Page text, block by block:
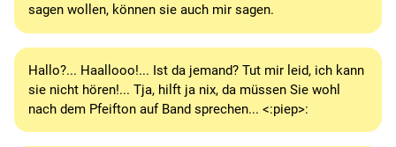
sagen wollen, können sie auch mir sagen.
Hallo?... Haallooo!... Ist da jemand? Tut mir leid, ich kann
sie nicht hören!... Tja, hilft ja nix, da müssen Sie wohl
nach dem Pfeifton auf Band sprechen... <:piep>: